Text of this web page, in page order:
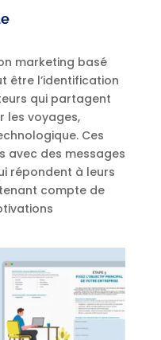
marketing basé
être l’identification
qui partagent
les voyages,
Ces
avec des messages
répondent à leurs
compte de